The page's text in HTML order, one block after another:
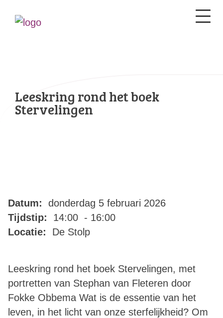
Leeskring rond het boek
Stervelingen
Datum:
donderdag 5 februari 2026
Tijdstip:
14:00 - 16:00
Locatie:
De Stolp
Leeskring rond het boek Stervelingen, met
portretten van Stephan van Fleteren door
Fokke Obbema Wat is de essentie van het
leven, in het licht van onze sterfelijkheid? Om